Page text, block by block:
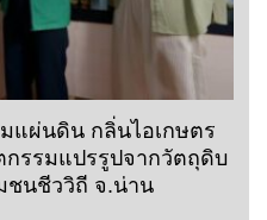
แผ่นดิน กลิ่นไอเกษตร
กรรมแปรรูปจากวัตถุดิบ
ชนชีววิถี จ.น่าน